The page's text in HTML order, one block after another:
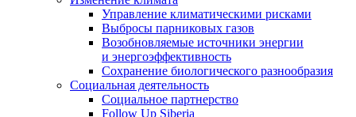
Управление климатическими рисками
Выбросы парниковых газов
Возобновляемые источники энергии
и энергоэффективность
Сохранение биологического разнообразия
Социальная деятельность
Социальное партнерство
Follow Up Siberia